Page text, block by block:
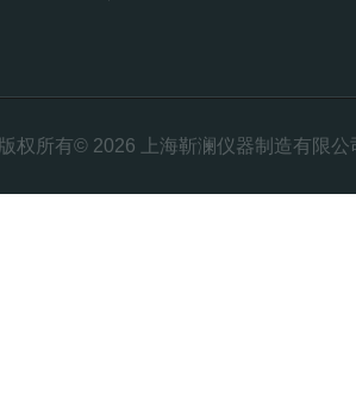
版权所有© 2026 上海靳澜仪器制造有限